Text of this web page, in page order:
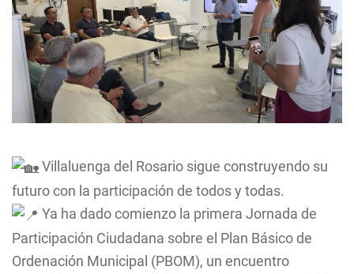
Villaluenga del Rosario sigue construyendo su
futuro con la participación de todos y todas.
Ya ha dado comienzo la primera Jornada de
Participación Ciudadana sobre el Plan Básico de
Ordenación Municipal (PBOM), un encuentro